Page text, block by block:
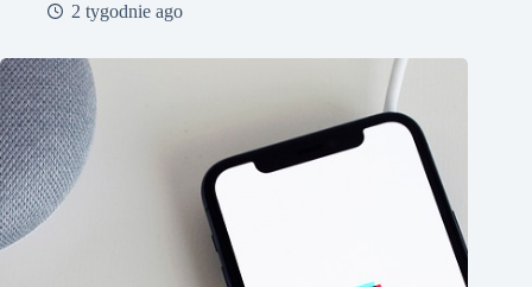
2 tygodnie ago